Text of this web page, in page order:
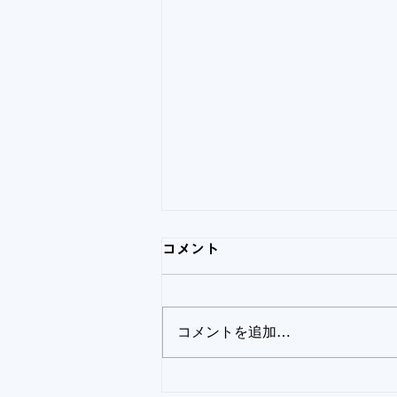
休日当番医について2026年7
月26日（日）9：00から18：
00まで診療を行ないます。
コメント
コメントを追加…